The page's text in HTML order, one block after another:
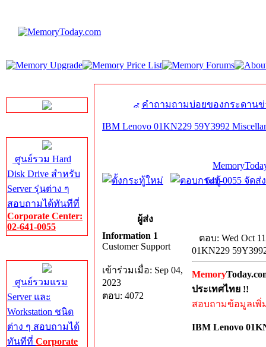
ศูนย์รวม Hard
Disk Drive สำหรับ
Server รุ่นต่าง ๆ
สอบถามได้ทันทีที่
Corporate Center:
02-641-0055
ศูนย์รวมแรม
Server และ
Workstation ชนิด
ต่าง ๆ สอบถามได้
ทันทีที่ Corporate
คำถามถามบ่อยของกระดานข่
IBM Lenovo 01KN229 59Y3992
641-0055 จัดส่
ผู้ส่ง
Information 1
Customer Support
เข้าร่วมเมื่อ: Sep 04,
2023
ตอบ: 4072
ตอบ: Wed Oct
01KN229
Memory
ประเทศไทย !!
สอบถามข้อมูลเพิ่
IBM Lenovo